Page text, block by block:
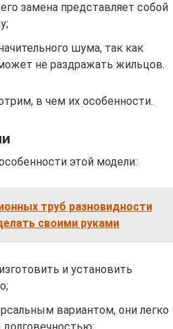
замена представляет собой
шума, так как
не раздражать жильцов.
в чем их особенности.
этой модели:
труб разновидности
своими руками
и установить
вариантом, они легко